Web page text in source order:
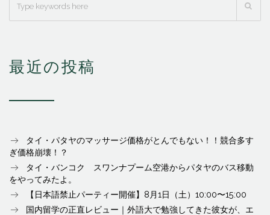
最近の投稿
タイ・パタヤのマッサージ価格がとんでもない！！競合多す
ぎ価格崩壊！？
タイ・バンコク スワンナプーム空港からパタヤのバス移動
をやってみたよ。
【日本語禁止パーティー開催】8月1日（土）10:00〜15:00
国内留学の正直レビュー｜外語大で勉強してきた彼女が、エ